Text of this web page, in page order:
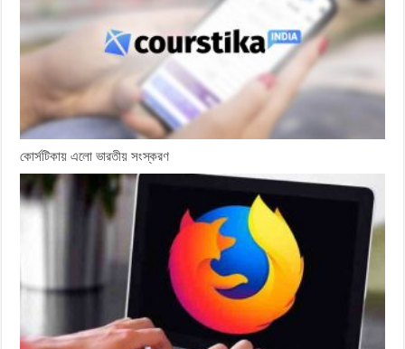
কোর্সটিকায় এলো ভারতীয় সংস্করণ